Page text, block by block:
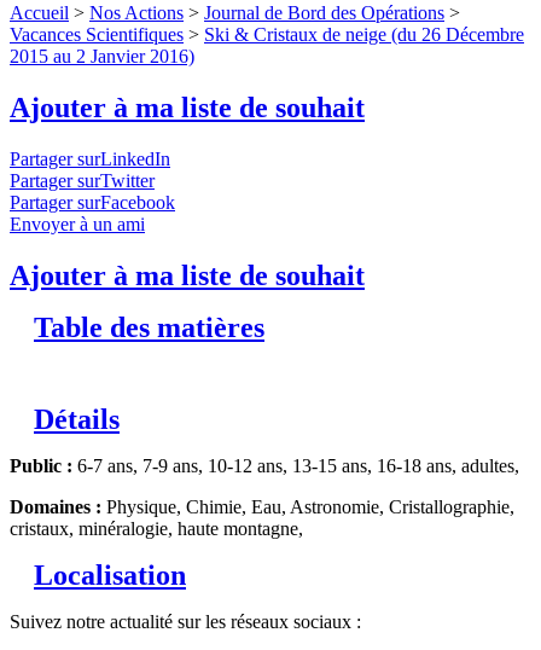
Accueil > Nos Actions > Journal de Bord des Opérations >
Vacances Scientifiques > Ski & Cristaux de neige (du 26 Décembre
2015 au 2 Janvier 2016)
Ajouter à ma liste de souhait
Partager surLinkedIn
Partager surTwitter
Partager surFacebook
Envoyer à un ami
Ajouter à ma liste de souhait
Table des matières
Détails
Public : 6-7 ans, 7-9 ans, 10-12 ans, 13-15 ans, 16-18 ans, adultes,
Domaines : Physique, Chimie, Eau, Astronomie, Cristallographie,
cristaux, minéralogie, haute montagne,
Localisation
Suivez notre actualité sur les réseaux sociaux :